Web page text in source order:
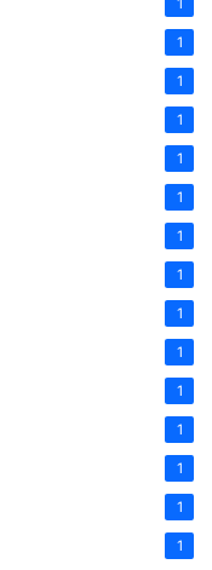
1
1
1
1
1
1
1
1
1
1
1
1
1
1
1